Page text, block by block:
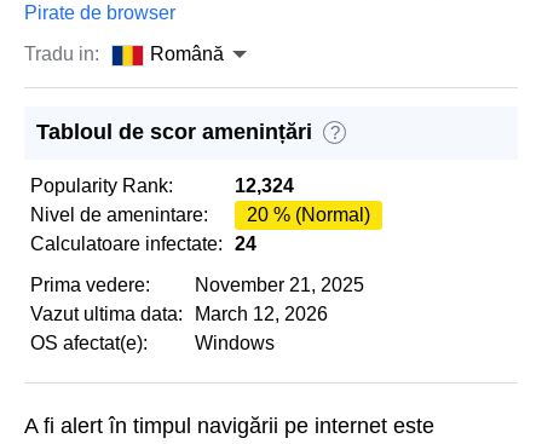
Pirate de browser
Tradu in:
Română
Tabloul de scor amenințări ?
Popularity Rank:
12,324
Nivel de amenintare:
20 % (Normal)
Calculatoare infectate:
24
Prima vedere:
November 21, 2025
Vazut ultima data:
March 12, 2026
OS afectat(e):
Windows
A fi alert în timpul navigării pe internet este